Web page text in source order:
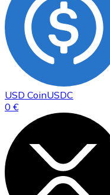
USD CoinUSDC
0 €